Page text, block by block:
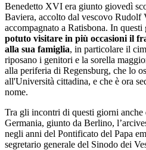
Benedetto XVI era giunto giovedì
Baviera, accolto dal vescovo Rudolf
accompagnato a Ratisbona. In questi
potuto visitare in più occasioni il
alla sua famiglia, in particolare il
riposano i genitori e la sorella
alla periferia di Regensburg, che lo
all'Università cittadina, e che è ora
nome.
Tra gli incontri di questi giorni
Germania, giunto da Berlino,
negli anni del Pontificato del Papa
segretario generale del Sinodo dei